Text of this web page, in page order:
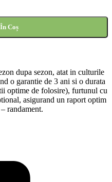
Coș
dupa sezon, atat in culturile
o garantie de 3 ani si o durata
optime de folosire), furtunul cu
asigurand un raport optim
randament.